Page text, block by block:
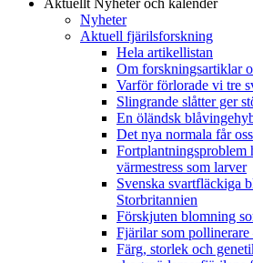
Nyheter
Aktuell fjärilsforskning
Hela artikellistan
Om forskningsartiklar
Varför förlorade vi tre
Slingrande slåtter ger
En öländsk
Det nya normala får
Fortplantningsproblem
värmestress som larver
Svenska svartfläckiga
Storbritannien
Förskjuten blomning
Fjärilar som pollinerare
Färg, storlek och